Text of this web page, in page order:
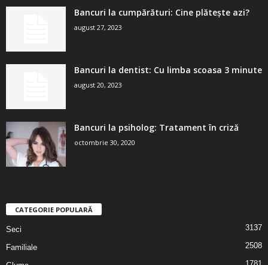
Bancuri la cumpărături: Cine plătește azi?
august 27, 2023
Bancuri la dentist: Cu limba scoasa 3 minute
august 20, 2023
Bancuri la psiholog: Tratament în criză
octombrie 30, 2020
CATEGORIE POPULARĂ
Seci 3137
Familiale 2508